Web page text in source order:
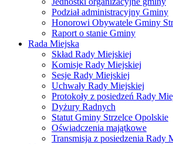
Podział administracyjny Gminy
Honorowi Obywatele Gminy
Raport o stanie Gminy
Rada Miejska
Skład Rady Miejskiej
Komisje Rady Miejskiej
Sesje Rady Miejskiej
Uchwały Rady Miejskiej
Protokoły z posiedzeń Rady
Dyżury Radnych
Statut Gminy Strzelce Opolskie
Oświadczenia majątkowe
Transmisja z posiedzenia Rady